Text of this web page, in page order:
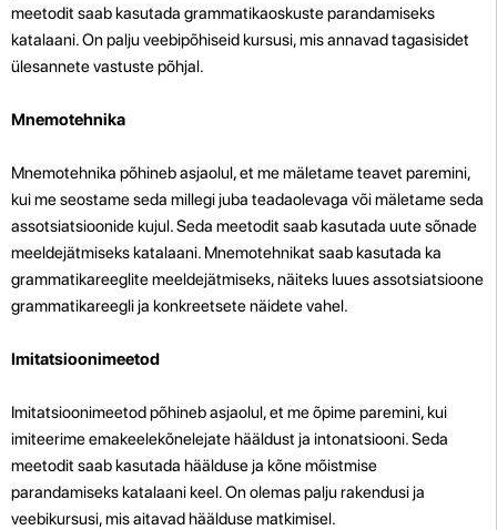
meetodit saab kasutada grammatikaoskuste parandamiseks
katalaani. On palju veebipõhiseid kursusi, mis annavad tagasisidet
ülesannete vastuste põhjal.
Mnemotehnika
Mnemotehnika põhineb asjaolul, et me mäletame teavet paremini,
kui me seostame seda millegi juba teadaolevaga või mäletame seda
assotsiatsioonide kujul. Seda meetodit saab kasutada uute sõnade
meeldejätmiseks katalaani. Mnemotehnikat saab kasutada ka
grammatikareeglite meeldejätmiseks, näiteks luues assotsiatsioone
grammatikareegli ja konkreetsete näidete vahel.
Imitatsioonimeetod
Imitatsioonimeetod põhineb asjaolul, et me õpime paremini, kui
imiteerime emakeelekõnelejate hääldust ja intonatsiooni. Seda
meetodit saab kasutada häälduse ja kõne mõistmise
parandamiseks katalaani keel. On olemas palju rakendusi ja
veebikursusi, mis aitavad häälduse matkimisel.